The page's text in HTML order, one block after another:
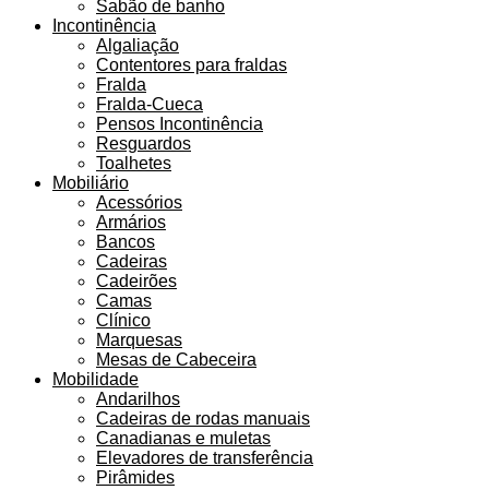
Sabão de banho
Incontinência
Algaliação
Contentores para fraldas
Fralda
Fralda-Cueca
Pensos Incontinência
Resguardos
Toalhetes
Mobiliário
Acessórios
Armários
Bancos
Cadeiras
Cadeirões
Camas
Clínico
Marquesas
Mesas de Cabeceira
Mobilidade
Andarilhos
Cadeiras de rodas manuais
Canadianas e muletas
Elevadores de transferência
Pirâmides